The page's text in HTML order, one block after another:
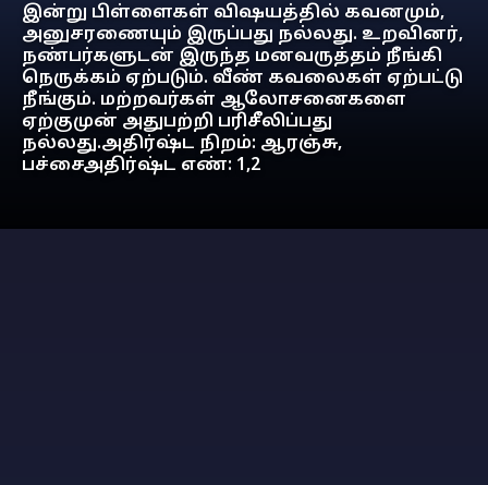
இன்று பிள்ளைகள் விஷயத்தில் கவனமும்,
அனுசரணையும் இருப்பது நல்லது. உறவினர்,
நண்பர்களுடன் இருந்த மனவருத்தம் நீங்கி
நெருக்கம் ஏற்படும். வீண் கவலைகள் ஏற்பட்டு
நீங்கும். மற்றவர்கள் ஆலோசனைகளை
ஏற்குமுன் அதுபற்றி பரிசீலிப்பது
நல்லது.அதிர்ஷ்ட நிறம்: ஆரஞ்சு,
பச்சைஅதிர்ஷ்ட எண்: 1,2